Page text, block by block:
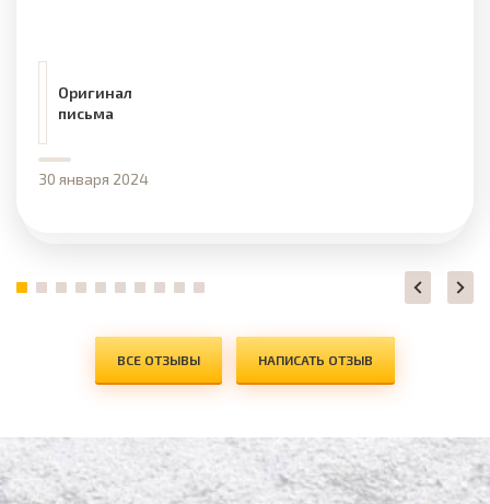
Оригинал
письма
30 января 2024
ВСЕ ОТЗЫВЫ НАПИСАТЬ ОТЗЫВ